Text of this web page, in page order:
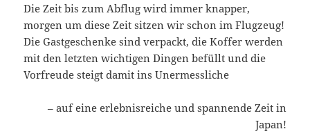
Die Zeit bis zum Abflug wird immer knapper,
morgen um diese Zeit sitzen wir schon im Flugzeug!
Die Gastgeschenke sind verpackt, die Koffer werden
mit den letzten wichtigen Dingen befüllt und die
Vorfreude steigt damit ins Unermessliche
– auf eine erlebnisreiche und spannende Zeit in
Japan!